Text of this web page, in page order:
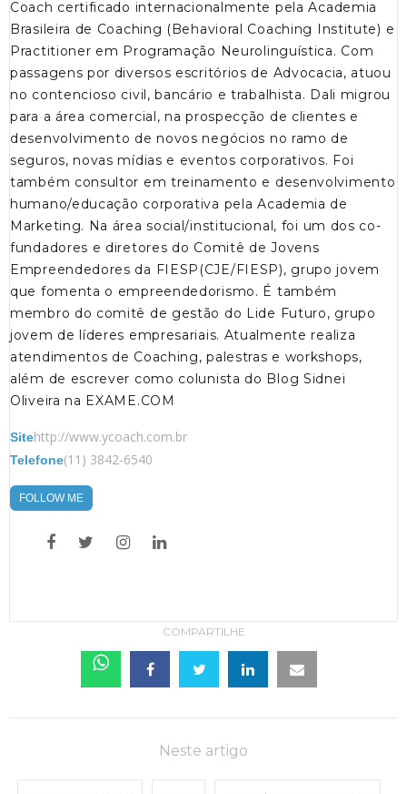
Coach certificado internacionalmente pela Academia
Brasileira de Coaching (Behavioral Coaching Institute) e
Practitioner em Programação Neurolinguística. Com
passagens por diversos escritórios de Advocacia, atuou
no contencioso civil, bancário e trabalhista. Dali migrou
para a área comercial, na prospecção de clientes e
desenvolvimento de novos negócios no ramo de
seguros, novas mídias e eventos corporativos. Foi
também consultor em treinamento e desenvolvimento
humano/educação corporativa pela Academia de
Marketing. Na área social/institucional, foi um dos co-
fundadores e diretores do Comitê de Jovens
Empreendedores da FIESP(CJE/FIESP), grupo jovem
que fomenta o empreendedorismo. É também
membro do comitê de gestão do Lide Futuro, grupo
jovem de líderes empresariais. Atualmente realiza
atendimentos de Coaching, palestras e workshops,
além de escrever como colunista do Blog Sidnei
Oliveira na EXAME.COM
Sitehttp://www.ycoach.com.br
Telefone(11) 3842-6540
FOLLOW ME
COMPARTILHE
Neste artigo